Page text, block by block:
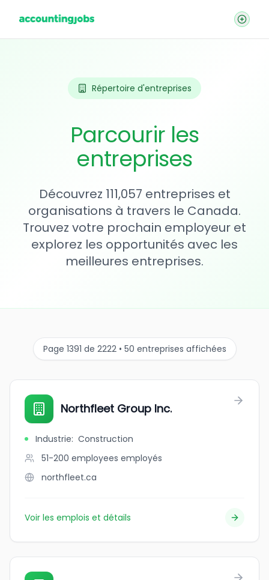
Répertoire d'entreprises
Parcourir les
entreprises
Découvrez 111,057 entreprises et
organisations à travers le Canada.
Trouvez votre prochain employeur et
explorez les opportunités avec les
meilleures entreprises.
Page 1391 de 2222 • 50 entreprises affichées
Northfleet Group Inc.
Industrie: Construction
51-200 employees employés
northfleet.ca
Voir les emplois et détails